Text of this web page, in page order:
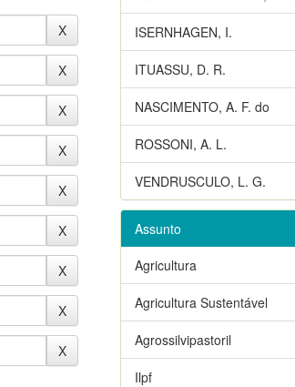
ISERNHAGEN, I.
ITUASSU, D. R.
NASCIMENTO, A. F. do
ROSSONI, A. L.
VENDRUSCULO, L. G.
Assunto
Agricultura
Agricultura Sustentável
Agrossilvipastoril
Ilpf